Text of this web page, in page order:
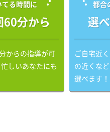
てる時間に
60分から
からの指導が可
しいあなたにも
都合
選
ご自宅近
の近くな
選べます！